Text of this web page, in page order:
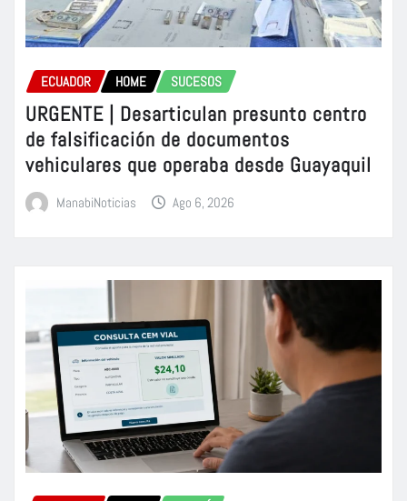
ECUADOR HOME SUCESOS
URGENTE | Desarticulan presunto centro
de falsificación de documentos
vehiculares que operaba desde Guayaquil
ManabiNoticias Ago 6, 2026